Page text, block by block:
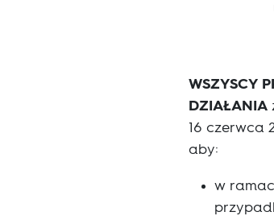
WSZYSCY
DZIAŁANIA
16 czerwca
aby:
w